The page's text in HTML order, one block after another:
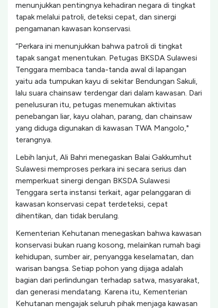
menunjukkan pentingnya kehadiran negara di tingkat
tapak melalui patroli, deteksi cepat, dan sinergi
pengamanan kawasan konservasi.
“Perkara ini menunjukkan bahwa patroli di tingkat
tapak sangat menentukan. Petugas BKSDA Sulawesi
Tenggara membaca tanda-tanda awal di lapangan
yaitu ada tumpukan kayu di sekitar Bendungan Sakuli,
lalu suara chainsaw terdengar dari dalam kawasan. Dari
penelusuran itu, petugas menemukan aktivitas
penebangan liar, kayu olahan, parang, dan chainsaw
yang diduga digunakan di kawasan TWA Mangolo,"
terangnya.
Lebih lanjut, Ali Bahri menegaskan Balai Gakkumhut
Sulawesi memproses perkara ini secara serius dan
memperkuat sinergi dengan BKSDA Sulawesi
Tenggara serta instansi terkait, agar pelanggaran di
kawasan konservasi cepat terdeteksi, cepat
dihentikan, dan tidak berulang.
Kementerian Kehutanan menegaskan bahwa kawasan
konservasi bukan ruang kosong, melainkan rumah bagi
kehidupan, sumber air, penyangga keselamatan, dan
warisan bangsa. Setiap pohon yang dijaga adalah
bagian dari perlindungan terhadap satwa, masyarakat,
dan generasi mendatang. Karena itu, Kementerian
Kehutanan mengajak seluruh pihak menjaga kawasan